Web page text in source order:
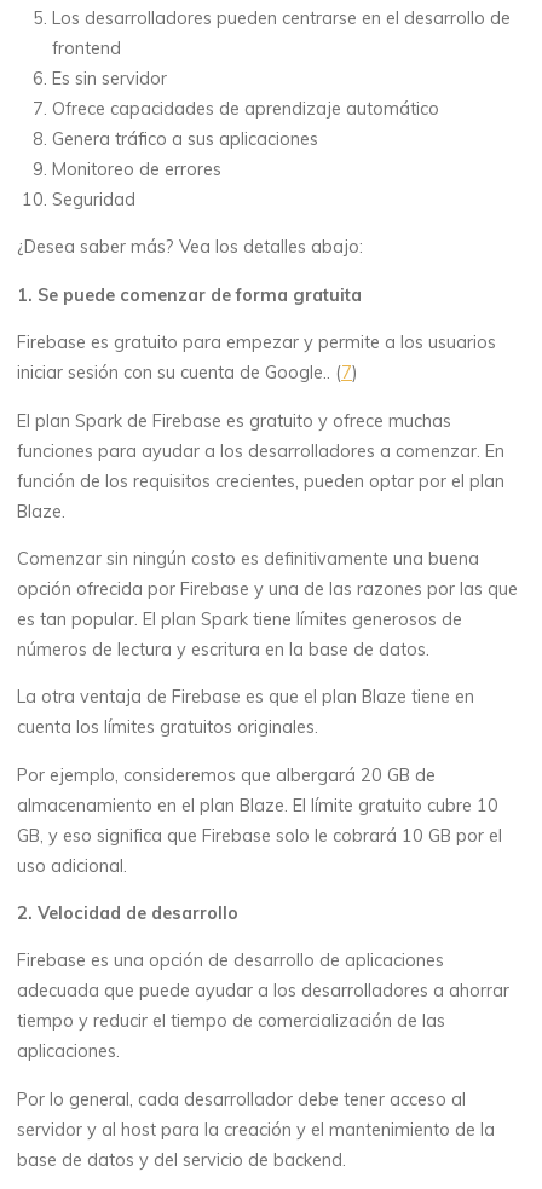
Los desarrolladores pueden centrarse en el desarrollo de
frontend
Es sin servidor
Ofrece capacidades de aprendizaje automático
Genera tráfico a sus aplicaciones
Monitoreo de errores
Seguridad
¿Desea saber más? Vea los detalles abajo:
1. Se puede comenzar de forma gratuita
Firebase es gratuito para empezar y permite a los usuarios
iniciar sesión con su cuenta de Google.. (7)
El plan Spark de Firebase es gratuito y ofrece muchas
funciones para ayudar a los desarrolladores a comenzar. En
función de los requisitos crecientes, pueden optar por el plan
Blaze.
Comenzar sin ningún costo es definitivamente una buena
opción ofrecida por Firebase y una de las razones por las que
es tan popular. El plan Spark tiene límites generosos de
números de lectura y escritura en la base de datos.
La otra ventaja de Firebase es que el plan Blaze tiene en
cuenta los límites gratuitos originales.
Por ejemplo, consideremos que albergará 20 GB de
almacenamiento en el plan Blaze. El límite gratuito cubre 10
GB, y eso significa que Firebase solo le cobrará 10 GB por el
uso adicional.
2. Velocidad de desarrollo
Firebase es una opción de desarrollo de aplicaciones
adecuada que puede ayudar a los desarrolladores a ahorrar
tiempo y reducir el tiempo de comercialización de las
aplicaciones.
Por lo general, cada desarrollador debe tener acceso al
servidor y al host para la creación y el mantenimiento de la
base de datos y del servicio de backend.